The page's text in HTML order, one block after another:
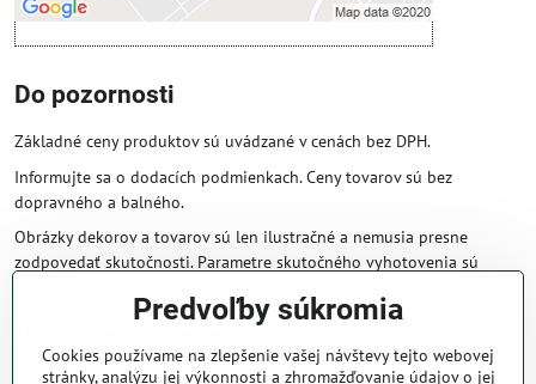
Do pozornosti
Základné ceny produktov sú uvádzané v cenách bez DPH.
Informujte sa o dodacích podmienkach. Ceny tovarov sú bez
dopravného a balného.
Obrázky dekorov a tovarov sú len ilustračné a nemusia presne
zodpovedať skutočnosti. Parametre skutočného vyhotovenia sú
Predvoľby súkromia
Cookies používame na zlepšenie vašej návštevy tejto webovej
stránky, analýzu jej výkonnosti a zhromažďovanie údajov o jej